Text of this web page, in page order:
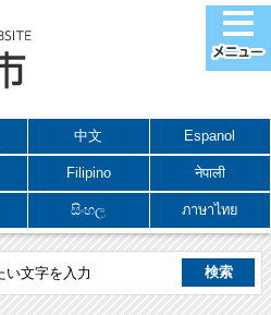
中文 Espanol
Filipino नेपाली
සිංහල ภาษาไทย